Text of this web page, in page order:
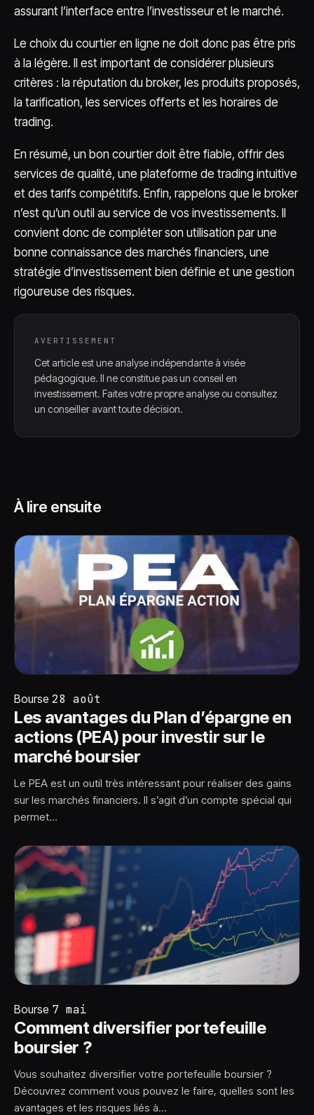
assurant l’interface entre l’investisseur et le marché.
Le choix du courtier en ligne ne doit donc pas être pris
à la légère. Il est important de considérer plusieurs
critères : la réputation du broker, les produits proposés,
la tarification, les services offerts et les horaires de
trading.
En résumé, un bon courtier doit être fiable, offrir des
services de qualité, une plateforme de trading intuitive
et des tarifs compétitifs. Enfin, rappelons que le broker
n’est qu’un outil au service de vos investissements. Il
convient donc de compléter son utilisation par une
bonne connaissance des marchés financiers, une
stratégie d’investissement bien définie et une gestion
rigoureuse des risques.
AVERTISSEMENT
Cet article est une analyse indépendante à visée
pédagogique. Il ne constitue pas un conseil en
investissement. Faites votre propre analyse ou consultez
un conseiller avant toute décision.
À lire ensuite
Bourse 28 août
Les avantages du Plan d’épargne en
actions (PEA) pour investir sur le
marché boursier
Le PEA est un outil très intéressant pour réaliser des gains
sur les marchés financiers. Il s’agit d’un compte spécial qui
permet…
Bourse 7 mai
Comment diversifier portefeuille
boursier ?
Vous souhaitez diversifier votre portefeuille boursier ?
Découvrez comment vous pouvez le faire, quelles sont les
avantages et les risques liés à…